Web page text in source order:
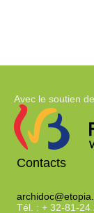
Avec le soutien
Contacts
Tél. : + 32-81-24